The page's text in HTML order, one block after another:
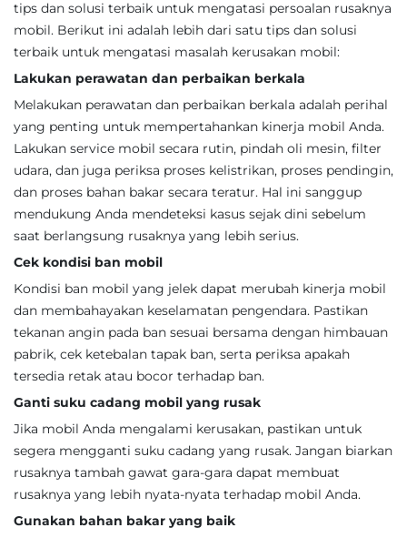
tips dan solusi terbaik untuk mengatasi persoalan rusaknya
mobil. Berikut ini adalah lebih dari satu tips dan solusi
terbaik untuk mengatasi masalah kerusakan mobil:
Lakukan perawatan dan perbaikan berkala
Melakukan perawatan dan perbaikan berkala adalah perihal
yang penting untuk mempertahankan kinerja mobil Anda.
Lakukan service mobil secara rutin, pindah oli mesin, filter
udara, dan juga periksa proses kelistrikan, proses pendingin,
dan proses bahan bakar secara teratur. Hal ini sanggup
mendukung Anda mendeteksi kasus sejak dini sebelum
saat berlangsung rusaknya yang lebih serius.
Cek kondisi ban mobil
Kondisi ban mobil yang jelek dapat merubah kinerja mobil
dan membahayakan keselamatan pengendara. Pastikan
tekanan angin pada ban sesuai bersama dengan himbauan
pabrik, cek ketebalan tapak ban, serta periksa apakah
tersedia retak atau bocor terhadap ban.
Ganti suku cadang mobil yang rusak
Jika mobil Anda mengalami kerusakan, pastikan untuk
segera mengganti suku cadang yang rusak. Jangan biarkan
rusaknya tambah gawat gara-gara dapat membuat
rusaknya yang lebih nyata-nyata terhadap mobil Anda.
Gunakan bahan bakar yang baik